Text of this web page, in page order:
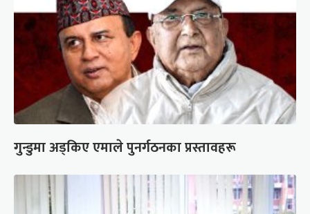
गुन्डुमा अड्किए एमाले पुनर्गठनका प्रस्तावहरू